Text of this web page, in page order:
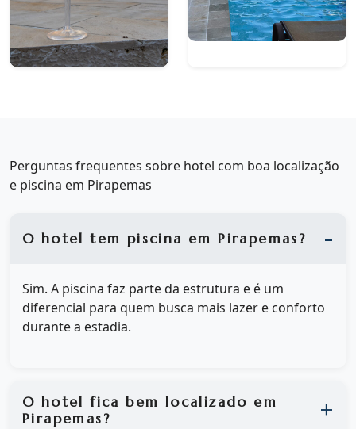
Perguntas frequentes sobre hotel com boa localização
e piscina em Pirapemas
O hotel tem piscina em Pirapemas?
Sim. A piscina faz parte da estrutura e é um
diferencial para quem busca mais lazer e conforto
durante a estadia.
O hotel fica bem localizado em
Pirapemas?